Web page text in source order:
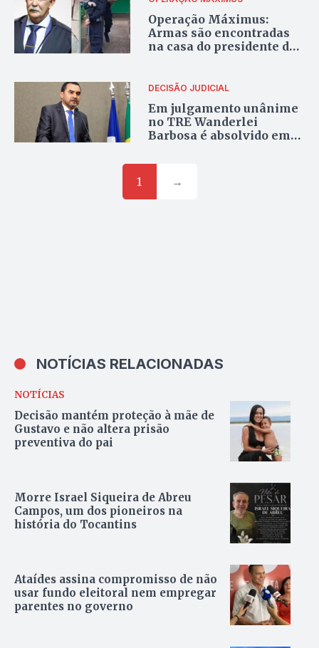
Operação Máximus:
Armas são encontradas
na casa do presidente do
DECISÃO JUDICIAL
Em julgamento unânime
no TRE Wanderlei
Barbosa é absolvido em
Judicial Eleitoral
1
→
NOTÍCIAS RELACIONADAS
NOTÍCIAS
Decisão mantém proteção à mãe de
Gustavo e não altera prisão
preventiva do pai
Morre Israel Siqueira de Abreu
Campos, um dos pioneiros na
história do Tocantins
Ataídes assina compromisso de não
usar fundo eleitoral nem empregar
parentes no governo